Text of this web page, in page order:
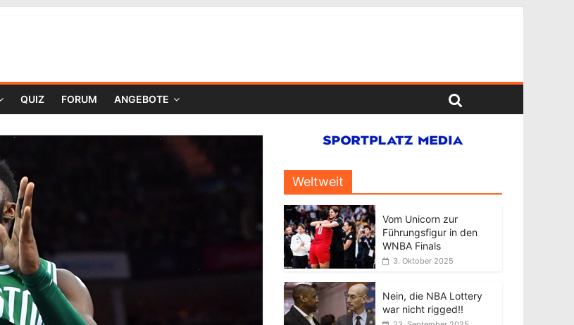
QUIZ FORUM ANGEBOTE
Weltweit
Vom Unicorn zur
Führungsfigur in den
WNBA Finals
3. Oktober 2025
Nein, die NBA Lottery
war nicht rigged!!